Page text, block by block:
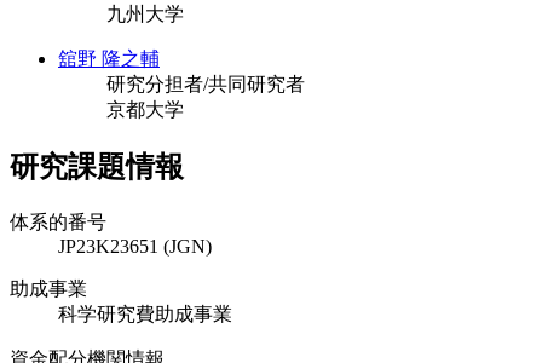
九州大学
舘野 隆之輔
研究分担者/共同研究者
京都大学
研究課題情報
体系的番号
JP23K23651 (JGN)
助成事業
科学研究費助成事業
資金配分機関情報